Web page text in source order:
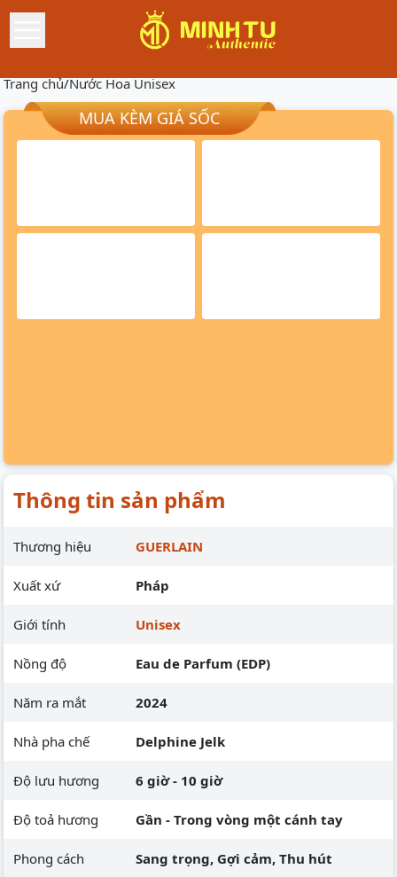
Trang chủ/Nước Hoa Unisex
MUA KÈM GIÁ SỐC
Thông tin sản phẩm
Thương hiệu GUERLAIN
Xuất xứ Pháp
Giới tính Unisex
Nồng độ Eau de Parfum (EDP)
Năm ra mắt 2024
Nhà pha chế Delphine Jelk
Độ lưu hương 6 giờ - 10 giờ
Độ toả hương Gần - Trong vòng một cánh tay
Phong cách Sang trọng, Gợi cảm, Thu hút